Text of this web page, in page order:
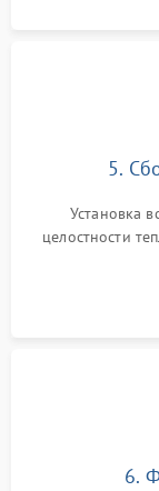
5.
Установка
целостности
исключить
Надежная
6.